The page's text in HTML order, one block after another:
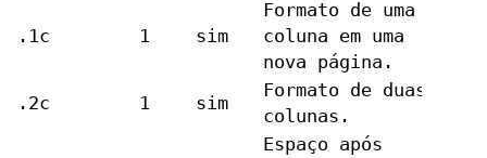
.1c 1 sim
Formato de uma
coluna em uma
nova página.
.2c
1 sim
Formato de duas
colunas.
Espaço após